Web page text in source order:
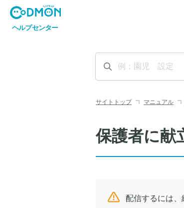
サイトトップ マニュアル
保護者に献
配信するには、